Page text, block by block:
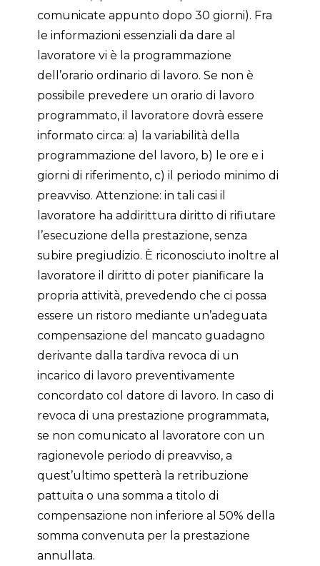
comunicate appunto dopo 30 giorni). Fra
le informazioni essenziali da dare al
lavoratore vi è la programmazione
dell’orario ordinario di lavoro. Se non è
possibile prevedere un orario di lavoro
programmato, il lavoratore dovrà essere
informato circa: a) la variabilità della
programmazione del lavoro, b) le ore e i
giorni di riferimento, c) il periodo minimo di
preavviso. Attenzione: in tali casi il
lavoratore ha addirittura diritto di rifiutare
l’esecuzione della prestazione, senza
subire pregiudizio. È riconosciuto inoltre al
lavoratore il diritto di poter pianificare la
propria attività, prevedendo che ci possa
essere un ristoro mediante un’adeguata
compensazione del mancato guadagno
derivante dalla tardiva revoca di un
incarico di lavoro preventivamente
concordato col datore di lavoro. In caso di
revoca di una prestazione programmata,
se non comunicato al lavoratore con un
ragionevole periodo di preavviso, a
quest’ultimo spetterà la retribuzione
pattuita o una somma a titolo di
compensazione non inferiore al 50% della
somma convenuta per la prestazione
annullata.